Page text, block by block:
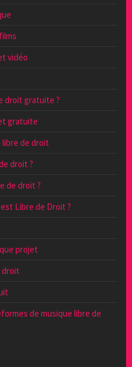
vidéo
droit gratuite ?
gratuite
libre de droit
droit ?
de droit ?
Libre de Droit ?
projet
droit
de musique libre de